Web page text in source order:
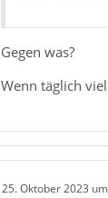
Gegen was?
Wenn täglich
25. Oktober 2023